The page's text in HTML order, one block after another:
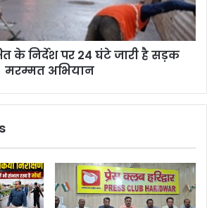
के निर्देश पर 24 घंटे जारी है सड़क
मरम्मत अभियान